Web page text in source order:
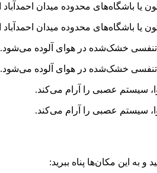
باشگاه‌های محدوده میدان احمدآباد
باشگاه‌های محدوده میدان احمدآباد
خشک‌شده در هوای آلوده می‌شود.
خشک‌شده در هوای آلوده می‌شود.
این مکان‌ها پناه ببرید: